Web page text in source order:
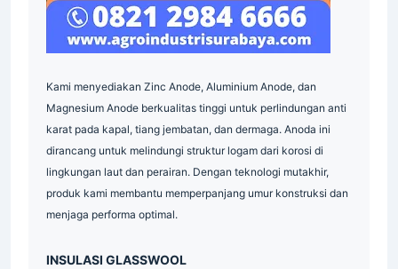
Serrated Grating Industri
Grating Galvanis
Supplier Grating Galvanis Indonesia
Pallet Mesh
Industri
Surabaya
Indonesia
Industrial Supplier
Industrial Indonesia
Industrial Indonesia
Insulasi
Plat Industri
Kami menyediakan Zinc Anode, Aluminium Anode, dan
Magnesium Anode berkualitas tinggi untuk perlindungan anti
karat pada kapal, tiang jembatan, dan dermaga. Anoda ini
dirancang untuk melindungi struktur logam dari korosi di
lingkungan laut dan perairan. Dengan teknologi mutakhir,
produk kami membantu memperpanjang umur konstruksi dan
menjaga performa optimal.
INSULASI GLASSWOOL